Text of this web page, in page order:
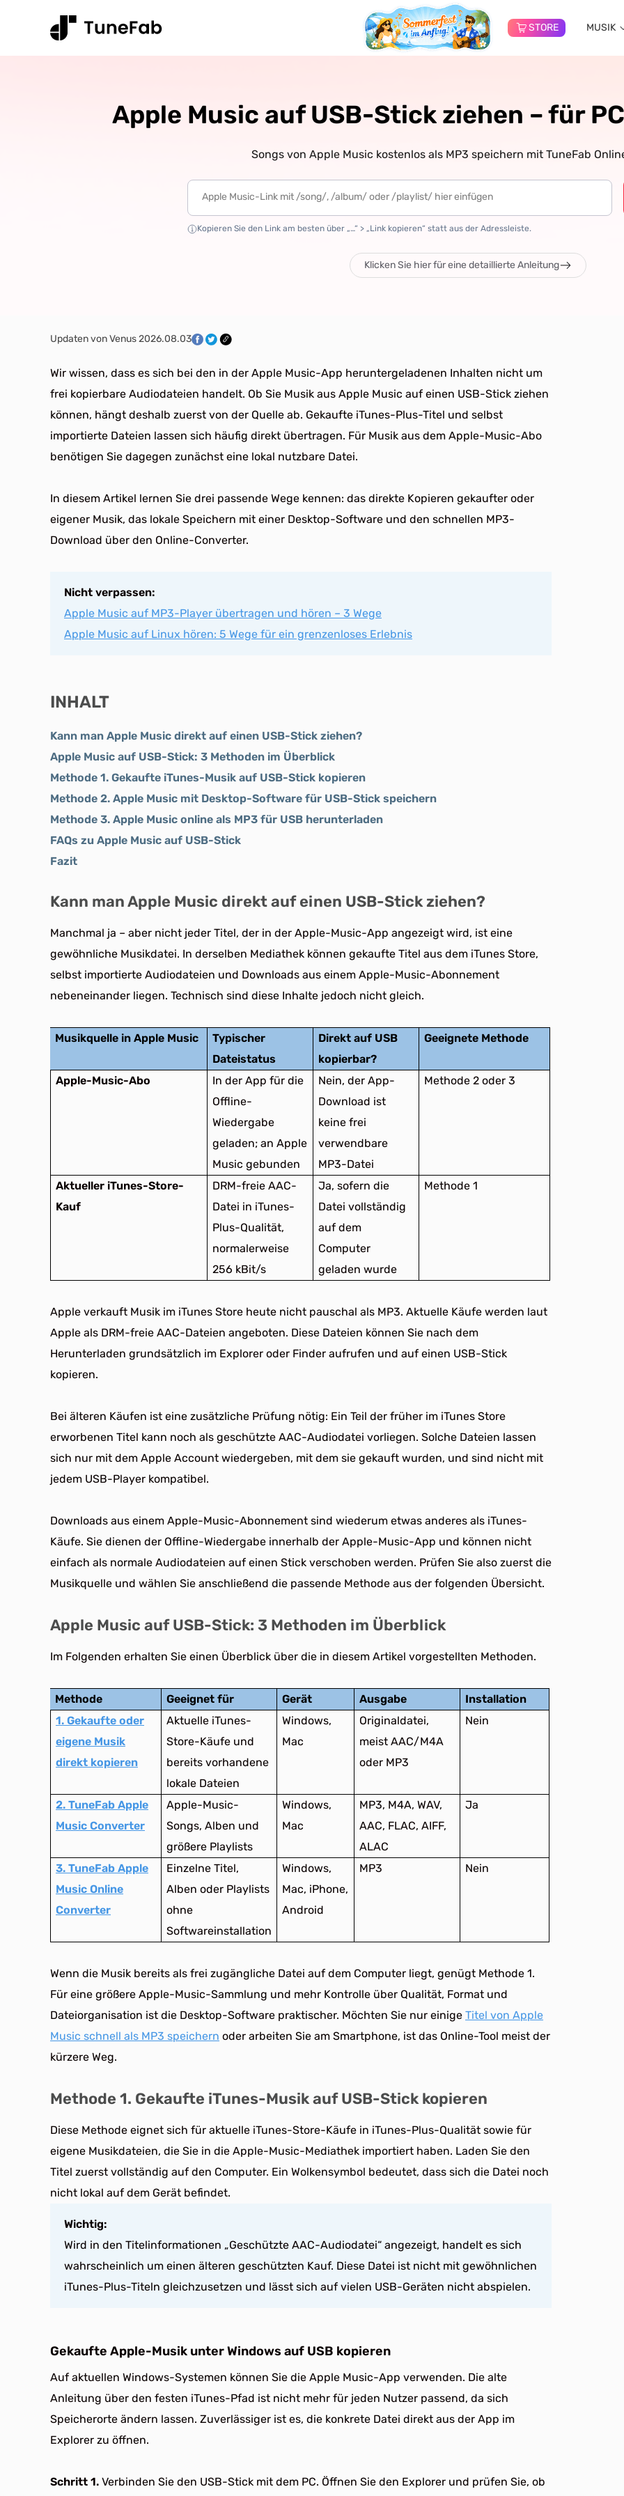
STORE MUSIK
Apple Music auf USB-Stick ziehen – für
Songs von Apple Music kostenlos als MP3 speichern mit TuneFab
Kopieren Sie den Link am besten über „…“ > „Link kopieren“ statt aus der Adressleiste.
Klicken Sie hier für eine detaillierte Anleitung
Updaten von Venus 2026.08.03
Wir wissen, dass es sich bei den in der Apple Music-App heruntergeladenen Inhalten nicht um
frei kopierbare Audiodateien handelt. Ob Sie Musik aus Apple Music auf einen USB-Stick ziehen
können, hängt deshalb zuerst von der Quelle ab. Gekaufte iTunes-Plus-Titel und selbst
importierte Dateien lassen sich häufig direkt übertragen. Für Musik aus dem Apple-Music-Abo
benötigen Sie dagegen zunächst eine lokal nutzbare Datei.
In diesem Artikel lernen Sie drei passende Wege kennen: das direkte Kopieren gekaufter oder
eigener Musik, das lokale Speichern mit einer Desktop-Software und den schnellen MP3-
Download über den Online-Converter.
Nicht verpassen:
Apple Music auf MP3-Player übertragen und hören – 3 Wege
Apple Music auf Linux hören: 5 Wege für ein grenzenloses Erlebnis
INHALT
Kann man Apple Music direkt auf einen USB-Stick ziehen?
Apple Music auf USB-Stick: 3 Methoden im Überblick
Methode 1. Gekaufte iTunes-Musik auf USB-Stick kopieren
Methode 2. Apple Music mit Desktop-Software für USB-Stick speichern
Methode 3. Apple Music online als MP3 für USB herunterladen
FAQs zu Apple Music auf USB-Stick
Fazit
Kann man Apple Music direkt auf einen USB-Stick ziehen?
Manchmal ja – aber nicht jeder Titel, der in der Apple-Music-App angezeigt wird, ist eine
gewöhnliche Musikdatei. In derselben Mediathek können gekaufte Titel aus dem iTunes Store,
selbst importierte Audiodateien und Downloads aus einem Apple-Music-Abonnement
nebeneinander liegen. Technisch sind diese Inhalte jedoch nicht gleich.
Musikquelle in Apple Music
Typischer
Dateistatus
Direkt auf USB
kopierbar?
Geeignete Methode
Apple-Music-Abo
In der App für die
Offline-
Wiedergabe
geladen; an Apple
Music gebunden
Nein, der App-
Download ist
keine frei
verwendbare
MP3-Datei
Methode 2 oder 3
Aktueller iTunes-Store-
Kauf
DRM-freie AAC-
Datei in iTunes-
Plus-Qualität,
normalerweise
256 kBit/s
Ja, sofern die
Datei vollständig
auf dem
Computer
geladen wurde
Methode 1
Apple verkauft Musik im iTunes Store heute nicht pauschal als MP3. Aktuelle Käufe werden laut
Apple als DRM-freie AAC-Dateien angeboten. Diese Dateien können Sie nach dem
Herunterladen grundsätzlich im Explorer oder Finder aufrufen und auf einen USB-Stick
kopieren.
Bei älteren Käufen ist eine zusätzliche Prüfung nötig: Ein Teil der früher im iTunes Store
erworbenen Titel kann noch als geschützte AAC-Audiodatei vorliegen. Solche Dateien lassen
sich nur mit dem Apple Account wiedergeben, mit dem sie gekauft wurden, und sind nicht mit
jedem USB-Player kompatibel.
Downloads aus einem Apple-Music-Abonnement sind wiederum etwas anderes als iTunes-
Käufe. Sie dienen der Offline-Wiedergabe innerhalb der Apple-Music-App und können nicht
einfach als normale Audiodateien auf einen Stick verschoben werden. Prüfen Sie also zuerst die
Musikquelle und wählen Sie anschließend die passende Methode aus der folgenden Übersicht.
Apple Music auf USB-Stick: 3 Methoden im Überblick
Im Folgenden erhalten Sie einen Überblick über die in diesem Artikel vorgestellten Methoden.
Methode Geeignet für Gerät Ausgabe
Installation
1. Gekaufte oder
eigene Musik
direkt kopieren
Aktuelle iTunes-
Store-Käufe und
bereits vorhandene
lokale Dateien
Windows,
Mac
Originaldatei,
meist AAC/M4A
oder MP3
Nein
2. TuneFab Apple
Music Converter
Apple-Music-
Songs, Alben und
größere Playlists
Windows,
Mac
MP3, M4A, WAV,
AAC, FLAC, AIFF,
ALAC
Ja
3. TuneFab Apple
Music Online
Converter
Einzelne Titel,
Alben oder Playlists
ohne
Softwareinstallation
Windows,
Mac, iPhone,
Android
MP3 Nein
Wenn die Musik bereits als frei zugängliche Datei auf dem Computer liegt, genügt Methode 1.
Für eine größere Apple-Music-Sammlung und mehr Kontrolle über Qualität, Format und
Dateiorganisation ist die Desktop-Software praktischer. Möchten Sie nur einige Titel von Apple
Music schnell als MP3 speichern oder arbeiten Sie am Smartphone, ist das Online-Tool meist der
kürzere Weg.
Methode 1. Gekaufte iTunes-Musik auf USB-Stick kopieren
Diese Methode eignet sich für aktuelle iTunes-Store-Käufe in iTunes-Plus-Qualität sowie für
eigene Musikdateien, die Sie in die Apple-Music-Mediathek importiert haben. Laden Sie den
Titel zuerst vollständig auf den Computer. Ein Wolkensymbol bedeutet, dass sich die Datei noch
nicht lokal auf dem Gerät befindet.
Wichtig:
Wird in den Titelinformationen „Geschützte AAC-Audiodatei“ angezeigt, handelt es sich
wahrscheinlich um einen älteren geschützten Kauf. Diese Datei ist nicht mit gewöhnlichen
iTunes-Plus-Titeln gleichzusetzen und lässt sich auf vielen USB-Geräten nicht abspielen.
Gekaufte Apple-Musik unter Windows auf USB kopieren
Auf aktuellen Windows-Systemen können Sie die Apple Music-App verwenden. Die alte
Anleitung über den festen iTunes-Pfad ist nicht mehr für jeden Nutzer passend, da sich
Speicherorte ändern lassen. Zuverlässiger ist es, die konkrete Datei direkt aus der App im
Explorer zu öffnen.
Schritt 1. Verbinden Sie den USB-Stick mit dem PC. Öffnen Sie den Explorer und prüfen Sie, ob